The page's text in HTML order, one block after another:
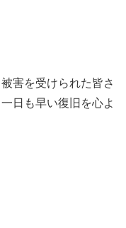
害を受けられた皆さ
日も早い復旧を心よ